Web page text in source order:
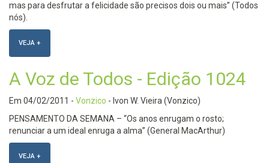
mas para desfrutar a felicidade são precisos dois ou mais” (Todos
nós).
VEJA +
A Voz de Todos - Edição 1024
Em 04/02/2011 - Vonzico - Ivon W. Vieira (Vonzico)
PENSAMENTO DA SEMANA – “Os anos enrugam o rosto;
renunciar a um ideal enruga a alma” (General MacArthur)
VEJA +